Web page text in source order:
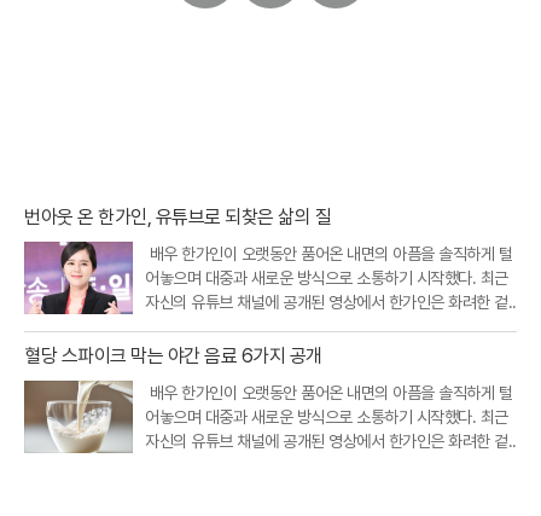
번아웃 온 한가인, 유튜브로 되찾은 삶의 질
배우 한가인이 오랫동안 품어온 내면의 아픔을 솔직하게 털
어놓으며 대중과 새로운 방식으로 소통하기 시작했다. 최근
자신의 유튜브 채널에 공개된 영상에서 한가인은 화려한 겉..
혈당 스파이크 막는 야간 음료 6가지 공개
배우 한가인이 오랫동안 품어온 내면의 아픔을 솔직하게 털
어놓으며 대중과 새로운 방식으로 소통하기 시작했다. 최근
자신의 유튜브 채널에 공개된 영상에서 한가인은 화려한 겉..